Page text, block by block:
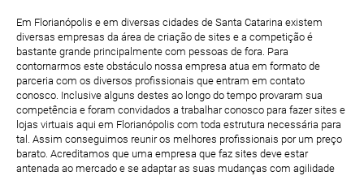
Em Florianópolis e em diversas cidades de Santa Catarina existem
diversas empresas da área de criação de sites e a competição é
bastante grande principalmente com pessoas de fora. Para
contornarmos este obstáculo nossa empresa atua em formato de
parceria com os diversos profissionais que entram em contato
conosco. Inclusive alguns destes ao longo do tempo provaram sua
competência e foram convidados a trabalhar conosco para fazer sites e
lojas virtuais aqui em Florianópolis com toda estrutura necessária para
tal. Assim conseguimos reunir os melhores profissionais por um preço
barato. Acreditamos que uma empresa que faz sites deve estar
antenada ao mercado e se adaptar as suas mudanças com agilidade